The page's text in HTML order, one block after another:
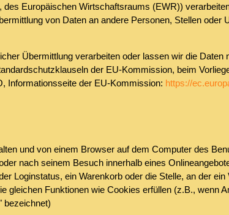
Europäischen Wirtschaftsraums (EWR))
von Daten an andere Personen, Stellen oder
Übermittlung verarbeiten oder lassen wir die Daten
der EU-Kommission, beim
Informationsseite der EU-Kommission: https://
und von einem Browser auf dem Computer des
nach seinem Besuch innerhalb eines
Loginstatus, ein Warenkorb oder die Stelle, an der
gleichen Funktionen wie Cookies erfüllen (z.B., wenn
bezeichnet)